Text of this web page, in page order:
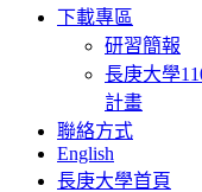
下載專區
研習簡報
長庚大學
計畫
聯絡方式
English
長庚大學首頁